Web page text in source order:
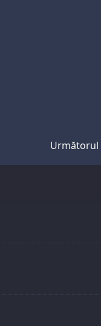
Următorul
Transcriere